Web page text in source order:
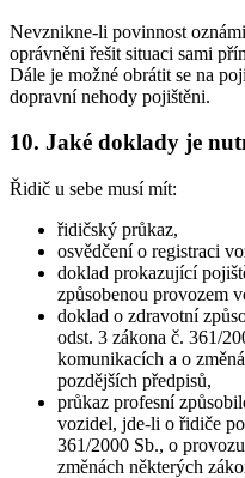
Nevznikne-li povinnost
oprávněni řešit situaci sami
Dále je možné obrátit se na
dopravní nehody pojištěni.
10. Jaké doklady je
Řidič u sebe musí mít:
řidičský průkaz,
osvědčení o registraci
doklad prokazující
způsobenou provozem
doklad o zdravotní
odst. 3 zákona č. 361/
komunikacích a o
pozdějších předpisů,
průkaz profesní
vozidel, jde-li o řidiče
361/2000 Sb., o
změnách některých